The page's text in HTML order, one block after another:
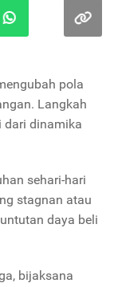
pola
Langkah
dari dinamika
sehari-hari
stagnan atau
daya beli
bijaksana